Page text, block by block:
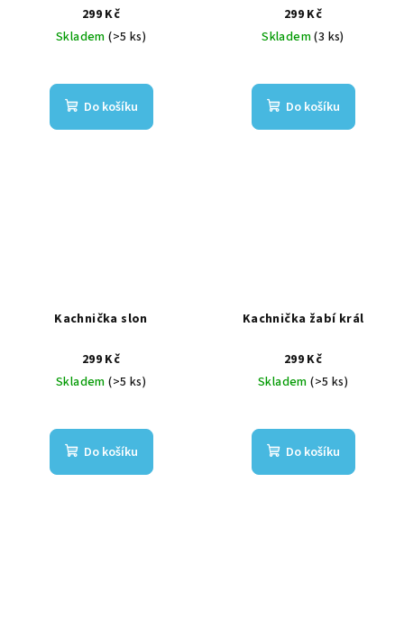
299 Kč
Skladem(>5 ks)
Do košíku
299 Kč
Skladem(3 ks)
Do košíku
Kachnička slon
299 Kč
Skladem(>5 ks)
Do košíku
Kachnička žabí král
299 Kč
Skladem(>5 ks)
Do košíku